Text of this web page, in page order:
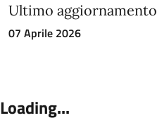
Ultimo aggiornamento
07 Aprile 2026